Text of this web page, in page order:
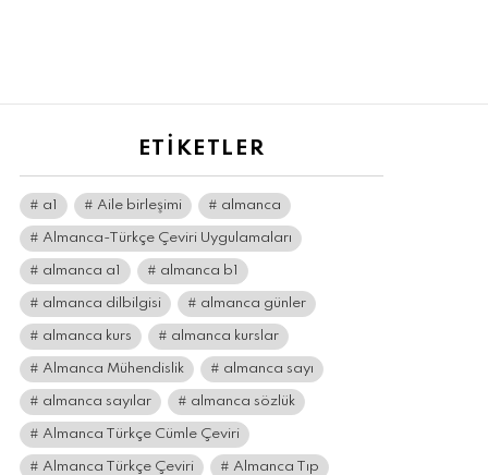
ETIKETLER
a1 Aile birleşimi almanca
Almanca-Türkçe Çeviri Uygulamaları
almanca a1 almanca b1
almanca dilbilgisi almanca günler
almanca kurs almanca kurslar
Almanca Mühendislik almanca sayı
almanca sayılar almanca sözlük
Almanca Türkçe Cümle Çeviri
Almanca Türkçe Çeviri Almanca Tıp